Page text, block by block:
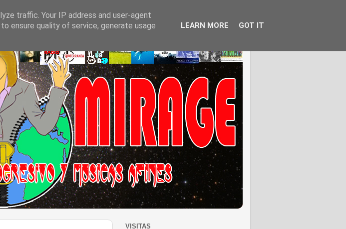
VISITAS
traffic. Your IP address and user-agent
ensure quality of service, generate usage
LEARN MORE GOT IT